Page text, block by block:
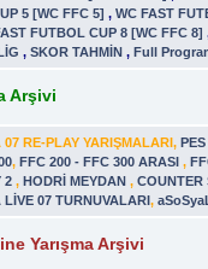
5 [WC FFC 5],WC FAST
FUTBOL CUP 8 [WC FFC 8]
,SKOR TAHMİN,Full
Arşivi
07 RE-PLAY YARIŞMALARI,
,FFC 200 - FFC 300 ARASI,
2,HODRİ MEYDAN,COUNTER
LİVE 07 TURNUVALARI,
Yarışma Arşivi